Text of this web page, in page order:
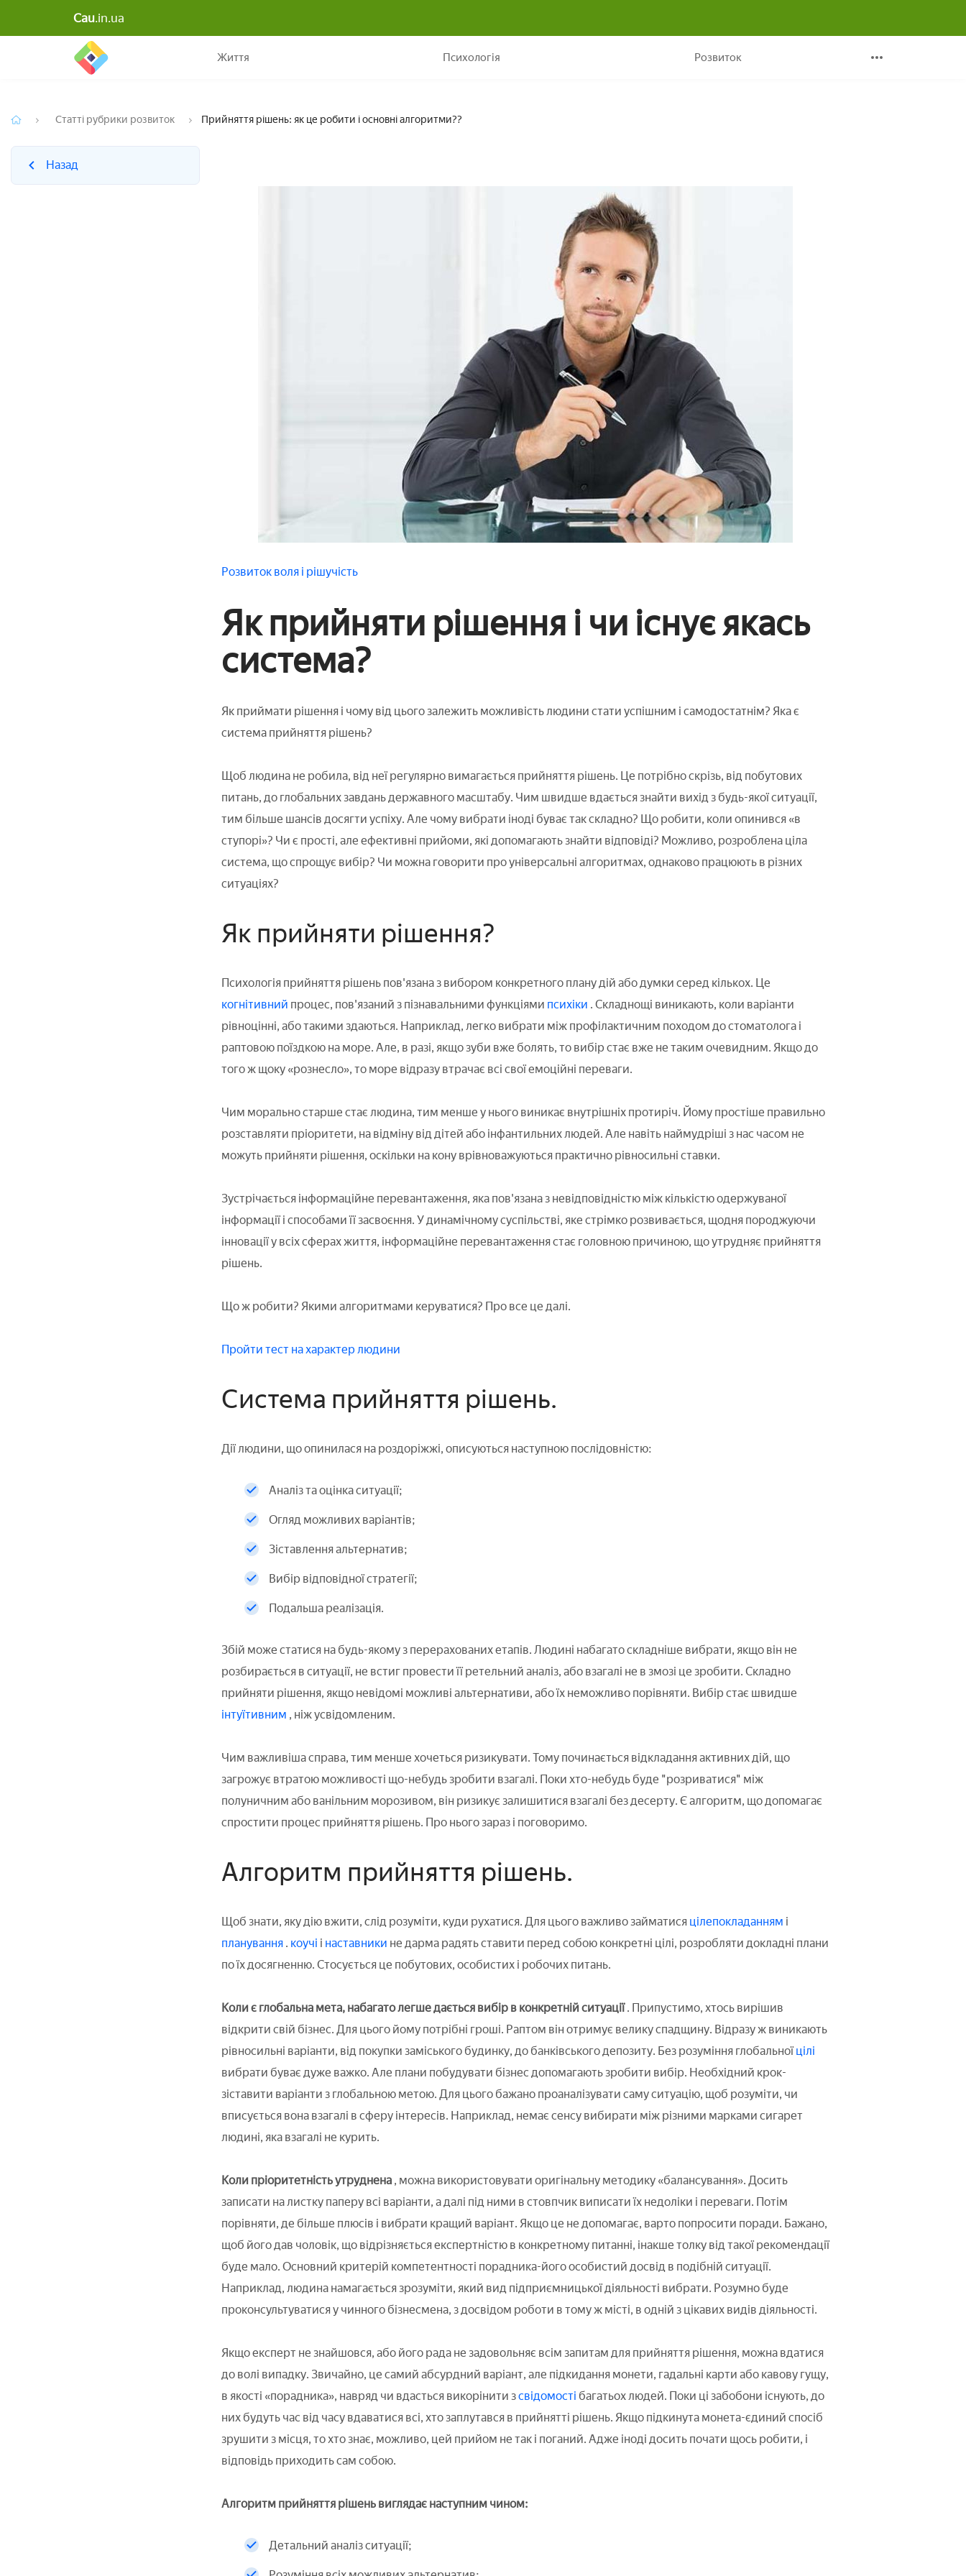
Cau.in.ua
Життя Психологія Розвиток
Назад
Статті рубрики розвиток Прийняття рішень: як це робити і основні алгоритми??
Назад
Розвиток воля і рішучість
Як прийняти рішення і чи існує якась
система?
Як приймати рішення і чому від цього залежить можливість людини стати успішним і самодостатнім? Яка є
система прийняття рішень?
Щоб людина не робила, від неї регулярно вимагається прийняття рішень. Це потрібно скрізь, від побутових
питань, до глобальних завдань державного масштабу. Чим швидше вдається знайти вихід з будь-якої ситуації,
тим більше шансів досягти успіху. Але чому вибрати іноді буває так складно? Що робити, коли опинився «в
ступорі»? Чи є прості, але ефективні прийоми, які допомагають знайти відповіді? Можливо, розроблена ціла
система, що спрощує вибір? Чи можна говорити про універсальні алгоритмах, однаково працюють в різних
ситуаціях?
Як прийняти рішення?
Психологія прийняття рішень пов'язана з вибором конкретного плану дій або думки серед кількох. Це
когнітивний процес, пов'язаний з пізнавальними функціями психіки . Складнощі виникають, коли варіанти
рівноцінні, або такими здаються. Наприклад, легко вибрати між профілактичним походом до стоматолога і
раптовою поїздкою на море. Але, в разі, якщо зуби вже болять, то вибір стає вже не таким очевидним. Якщо до
того ж щоку «рознесло», то море відразу втрачає всі свої емоційні переваги.
Чим морально старше стає людина, тим менше у нього виникає внутрішніх протиріч. Йому простіше правильно
розставляти пріоритети, на відміну від дітей або інфантильних людей. Але навіть наймудріші з нас часом не
можуть прийняти рішення, оскільки на кону врівноважуються практично рівносильні ставки.
Зустрічається інформаційне перевантаження, яка пов'язана з невідповідністю між кількістю одержуваної
інформації і способами її засвоєння. У динамічному суспільстві, яке стрімко розвивається, щодня породжуючи
інновації у всіх сферах життя, інформаційне перевантаження стає головною причиною, що утрудняє прийняття
рішень.
Що ж робити? Якими алгоритмами керуватися? Про все це далі.
Пройти тест на характер людини
Система прийняття рішень.
Дії людини, що опинилася на роздоріжжі, описуються наступною послідовністю:
Аналіз та оцінка ситуації;
Огляд можливих варіантів;
Зіставлення альтернатив;
Вибір відповідної стратегії;
Подальша реалізація.
Збій може статися на будь-якому з перерахованих етапів. Людині набагато складніше вибрати, якщо він не
розбирається в ситуації, не встиг провести її ретельний аналіз, або взагалі не в змозі це зробити. Складно
прийняти рішення, якщо невідомі можливі альтернативи, або їх неможливо порівняти. Вибір стає швидше
інтуїтивним , ніж усвідомленим.
Чим важливіша справа, тим менше хочеться ризикувати. Тому починається відкладання активних дій, що
загрожує втратою можливості що-небудь зробити взагалі. Поки хто-небудь буде "розриватися" між
полуничним або ванільним морозивом, він ризикує залишитися взагалі без десерту. Є алгоритм, що допомагає
спростити процес прийняття рішень. Про нього зараз і поговоримо.
Алгоритм прийняття рішень.
Щоб знати, яку дію вжити, слід розуміти, куди рухатися. Для цього важливо займатисяцілепокладанням і
планування . коучі і наставники не дарма радять ставити перед собою конкретні цілі, розробляти докладні плани
по їх досягненню. Стосується це побутових, особистих і робочих питань.
Коли є глобальна мета, набагато легше дається вибір в конкретній ситуації. Припустимо, хтось вирішив
відкрити свій бізнес. Для цього йому потрібні гроші. Раптом він отримує велику спадщину. Відразу ж виникають
рівносильні варіанти, від покупки заміського будинку, до банківського депозиту. Без розуміння глобальної цілі
вибрати буває дуже важко. Але плани побудувати бізнес допомагають зробити вибір. Необхідний крок-
зіставити варіанти з глобальною метою. Для цього бажано проаналізувати саму ситуацію, щоб розуміти, чи
вписується вона взагалі в сферу інтересів. Наприклад, немає сенсу вибирати між різними марками сигарет
людині, яка взагалі не курить.
Коли пріоритетність утруднена, можна використовувати оригінальну методику «балансування». Досить
записати на листку паперу всі варіанти, а далі під ними в стовпчик виписати їх недоліки і переваги. Потім
порівняти, де більше плюсів і вибрати кращий варіант. Якщо це не допомагає, варто попросити поради. Бажано,
щоб його дав чоловік, що відрізняється експертністю в конкретному питанні, інакше толку від такої рекомендації
буде мало. Основний критерій компетентності порадника-його особистий досвід в подібній ситуації.
Наприклад, людина намагається зрозуміти, який вид підприємницької діяльності вибрати. Розумно буде
проконсультуватися у чинного бізнесмена, з досвідом роботи в тому ж місті, в одній з цікавих видів діяльності.
Якщо експерт не знайшовся, або його рада не задовольняє всім запитам для прийняття рішення, можна вдатися
до волі випадку. Звичайно, це самий абсурдний варіант, але підкидання монети, гадальні карти або кавову гущу,
в якості «порадника», навряд чи вдасться викорінити зсвідомості багатьох людей. Поки ці забобони існують, до
них будуть час від часу вдаватися всі, хто заплутався в прийнятті рішень. Якщо підкинута монета-єдиний спосіб
зрушити з місця, то хто знає, можливо, цей прийом не так і поганий. Адже іноді досить почати щось робити, і
відповідь приходить сам собою.
Алгоритм прийняття рішень виглядає наступним чином:
Детальний аналіз ситуації;